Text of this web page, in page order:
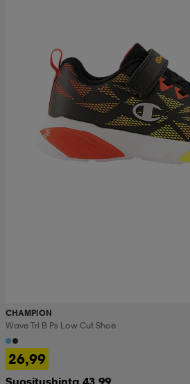
CHAMPION
Wave Tri B Ps Low Cut Shoe
26,99